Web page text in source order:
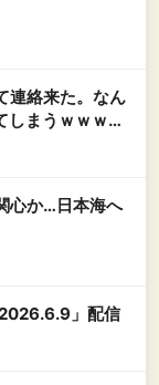
連絡来た。なん
まうｗｗｗｗ
心か…日本海へ
」配信